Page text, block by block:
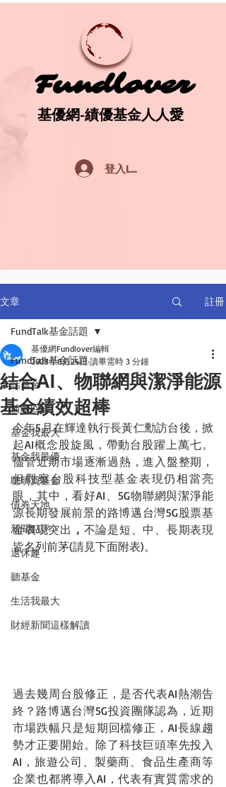
Fundlover
Fundlover
基優網-績優基金人人愛
基優網-績優基金人人愛
登入Log In
文章 註冊
FundTalk基金話題
話基金
前瞻回顧
基金我最大
基金我最優
聰明買基金
債券天地
新聞點評
退休趣
聽基金
生活我最大
財經新聞這樣解讀
FundTalk基金話題
結合AI、物聯網與潔淨能源
基金績效超棒
基優網Fundlover編輯
2023年8月24日 讀畢需時 3 分鐘
今年5月在輝達執行長黃仁勳訪台後，掀
起AI概念股旋風，帶動台股躍上萬七。
儘管近期市場逐漸過熱，進入盤整期，
但觀察台股科技型基金表現仍相當亮
眼，其中，看好AI、5G物聯網與潔淨能
源長期發展前景的路博邁台灣5G股票基
金表現突出 ， 不論是短、中、長期表現
皆名列前茅(請見下面附表)。
過去幾周台股修正，是否代表AI熱潮告
終？路博邁台灣5G投資團隊認為，近期
市場跌幅只是短期回檔修正，AI長線趨
勢才正要開始。除了科技巨頭率先投入
AI，旅遊公司、製藥商、食品生產商等
企業也都將導入AI，代表有實質需求的